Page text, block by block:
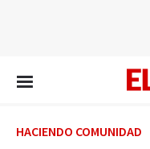
HACIENDO COMUNIDAD